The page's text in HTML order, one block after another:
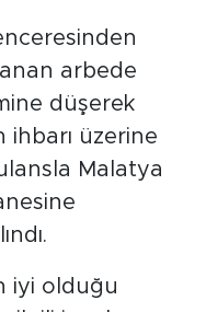
arbede
düşerek
ihbarı üzerine
Malatya
iyi olduğu